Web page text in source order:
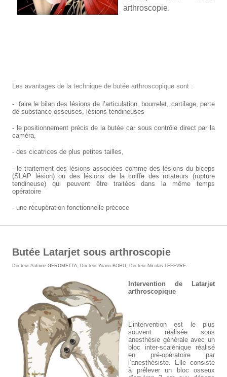
arthroscopie.
Les avantages de la technique de butée arthroscopique sont :
- faire le bilan des lésions de l’articulation, bourrelet, cartilage, perte
de substance osseuses, lésions tendineuses
- le positionnement précis de la butée car sous contrôle direct par la
caméra,
- des cicatrices de plus petites tailles,
- le traitement des lésions associées comme des lésions du biceps
(SLAP lésion) ou des lésions de la coiffe des rotateurs (rupture
tendineuse) qui peuvent être traitées dans la même temps
opératoire
- une récupération fonctionnelle précoce
Butée Latarjet sous arthroscopie
Docteur Antoine GEROMETTA Docteur Yoann BOHU Docteur Nicolas LEFEVRE
Intervention de Latarjet
arthroscopique
L’intervention est le plus
souvent réalisée sous
anesthésie générale avec un
bloc inter-scalénique réalisé
en pré-opératoire par
l’anesthésiste. Elle consiste
à prélever un bloc osseux